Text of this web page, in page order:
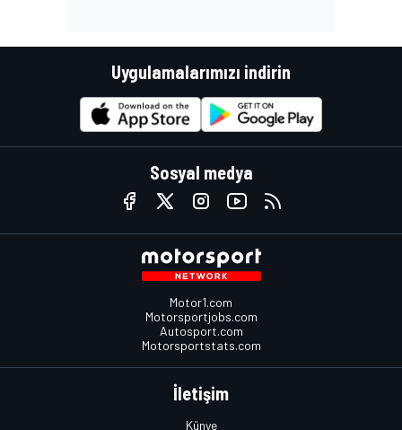
Uygulamalarımızı indirin
Sosyal medya
Motor1.com
Motorsportjobs.com
Autosport.com
Motorsportstats.com
İletişim
Künye